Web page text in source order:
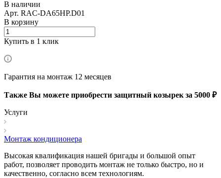
В наличии
Арт. RAC-DA65HP.D01
В корзину
Купить в 1 клик
Гарантия на монтаж 12 месяцев
Также Вы можете приобрести защитный козырек за 5000 ₽
Услуги
Монтаж кондиционера
Высокая квалификация нашей бригады и большой опыт
работ, позволяет проводить монтаж не только быстро, но и
качественно, согласно всем технологиям.